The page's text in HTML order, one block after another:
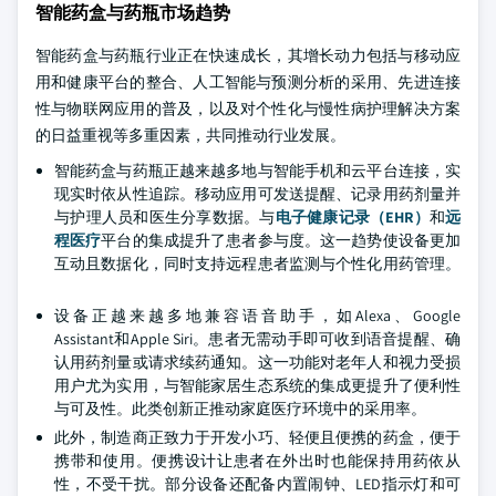
智能药盒与药瓶市场趋势
智能药盒与药瓶行业正在快速成长，其增长动力包括与移动应
用和健康平台的整合、人工智能与预测分析的采用、先进连接
性与物联网应用的普及，以及对个性化与慢性病护理解决方案
的日益重视等多重因素，共同推动行业发展。
智能药盒与药瓶正越来越多地与智能手机和云平台连接，实
现实时依从性追踪。移动应用可发送提醒、记录用药剂量并
与护理人员和医生分享数据。与电子健康记录（EHR） 和远
程医疗平台的集成提升了患者参与度。这一趋势使设备更加
互动且数据化，同时支持远程患者监测与个性化用药管理。
设备正越来越多地兼容语音助手，如Alexa、Google
Assistant和Apple Siri。患者无需动手即可收到语音提醒、确
认用药剂量或请求续药通知。这一功能对老年人和视力受损
用户尤为实用，与智能家居生态系统的集成更提升了便利性
与可及性。此类创新正推动家庭医疗环境中的采用率。
此外，制造商正致力于开发小巧、轻便且便携的药盒，便于
携带和使用。便携设计让患者在外出时也能保持用药依从
性，不受干扰。部分设备还配备内置闹钟、LED指示灯和可